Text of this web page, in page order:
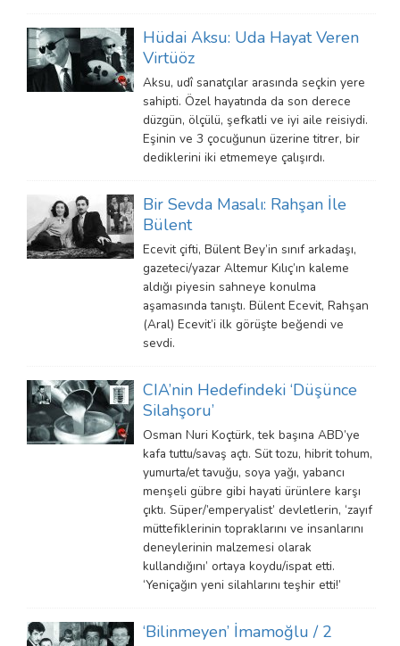
Hüdai Aksu: Uda Hayat Veren
Virtüöz
Aksu, udî sanatçılar arasında seçkin yere
sahipti. Özel hayatında da son derece
düzgün, ölçülü, şefkatli ve iyi aile reisiydi.
Eşinin ve 3 çocuğunun üzerine titrer, bir
dediklerini iki etmemeye çalışırdı.
Bir Sevda Masalı: Rahşan İle
Bülent
Ecevit çifti, Bülent Bey’in sınıf arkadaşı,
gazeteci/yazar Altemur Kılıç’ın kaleme
aldığı piyesin sahneye konulma
aşamasında tanıştı. Bülent Ecevit, Rahşan
(Aral) Ecevit’i ilk görüşte beğendi ve
sevdi.
CIA’nin Hedefindeki ‘Düşünce
Silahşoru’
Osman Nuri Koçtürk, tek başına ABD’ye
kafa tuttu/savaş açtı. Süt tozu, hibrit tohum,
yumurta/et tavuğu, soya yağı, yabancı
menşeli gübre gibi hayati ürünlere karşı
çıktı. Süper/’emperyalist’ devletlerin, ‘zayıf
müttefiklerinin topraklarını ve insanlarını
deneylerinin malzemesi olarak
kullandığını’ ortaya koydu/ispat etti.
‘Yeniçağın yeni silahlarını teşhir etti!’
‘Bilinmeyen’ İmamoğlu / 2